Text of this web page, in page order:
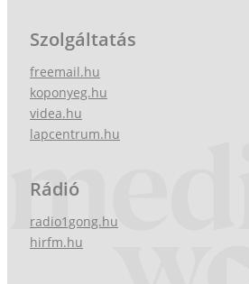
Szolgáltatás
freemail.hu
koponyeg.hu
videa.hu
lapcentrum.hu
Rádió
radio1gong.hu
hirfm.hu